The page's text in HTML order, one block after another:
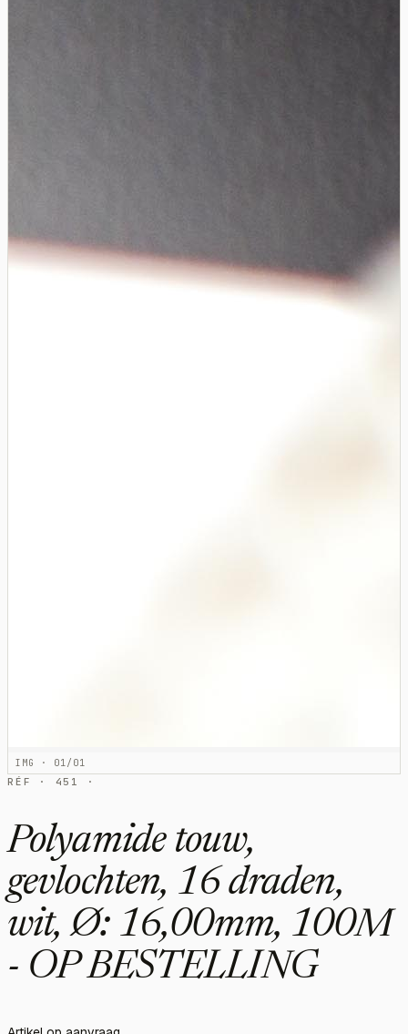
IMG · 01/01
RÉF · 451 ·
Polyamide touw,
gevlochten, 16 draden,
wit, Ø: 16,00mm, 100M
- OP BESTELLING